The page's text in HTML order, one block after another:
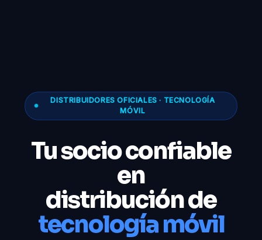
DISTRIBUIDORES OFICIALES · TECNOLOGÍA
MÓVIL
Tu socio confiable
en
distribución de
tecnología móvil